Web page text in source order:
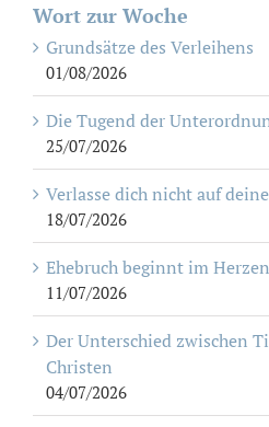
Wort zur Woche
Grundsätze des Verleihens
01/08/2026
Die Tugend der
25/07/2026
Verlasse dich nicht auf
18/07/2026
Ehebruch beginnt im Herzen
11/07/2026
Der Unterschied zwischen
Christen
04/07/2026